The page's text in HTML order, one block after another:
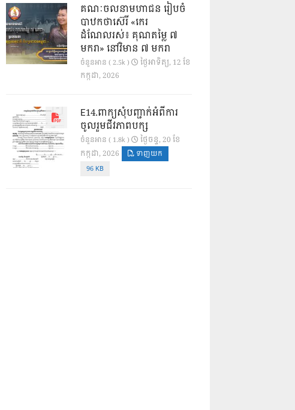
គណៈចលនាមហាជន រៀបចំ
បាឋកថាស៊េរី «កេរ
ដំណែលរស់៖ គុណតម្លៃ ៧
មករា» នៅវិមាន ៧ មករា
ចំនួនអាន ( 2.5k )
ថ្ងៃ​អាទិត្យ, 12 ខែ​
កក្កដា, 2026
E14.ពាក្យសុំបញ្ជាក់អំពីការ
ចូលរួមជីវភាពបក្ស
ចំនួនអាន ( 1.8k )
ថ្ងៃ​ចន្ទ, 20 ខែ​
កក្កដា, 2026
ទាញយក
96 KB